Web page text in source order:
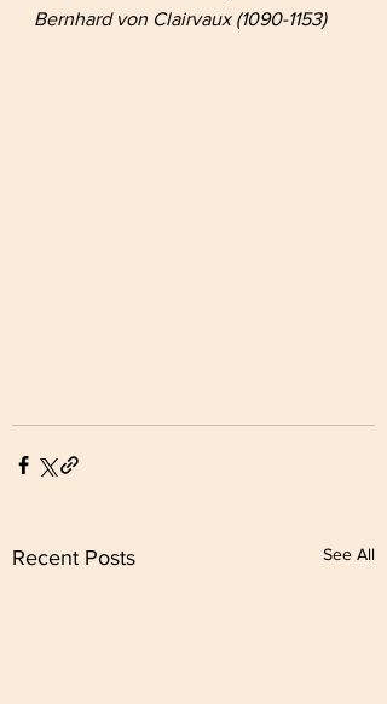
Bernhard von Clairvaux (1090-1153)
Recent Posts See All